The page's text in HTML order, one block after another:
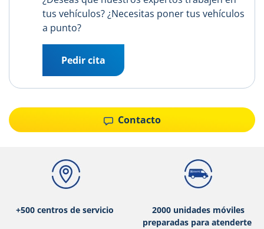
tus vehículos? ¿Necesitas poner tus vehículos
a punto?
Pedir cita
Contacto
+500 centros de servicio
2000 unidades móviles
preparadas para atenderte